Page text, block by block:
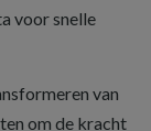
voor snelle
van
om de kracht